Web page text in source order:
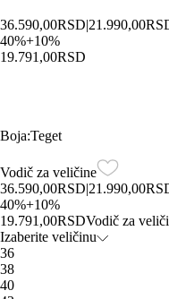
36.590,00RSD|21.990,00
40%+10%
19.791,00RSD
Boja:Teget
Vodič za veličine
36.590,00RSD|21.990,00
40%+10%
19.791,00RSDVodič za
Izaberite veličinu
36
38
40